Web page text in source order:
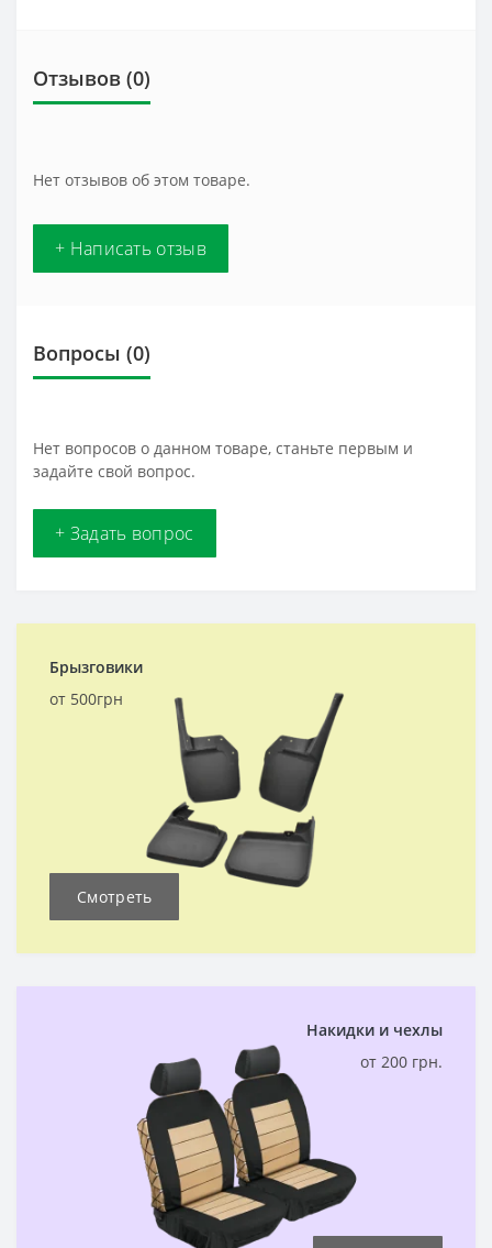
Отзывов (0)
Нет отзывов об этом товаре.
+ Написать отзыв
Вопросы (0)
Нет вопросов о данном товаре, станьте первым и
задайте свой вопрос.
+ Задать вопрос
Брызговики
от 500грн
Смотреть
Накидки и чехлы
от 200 грн.